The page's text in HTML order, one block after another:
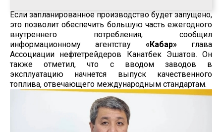
Если запланированное производство будет запущено,
это позволит обеспечить большую часть ежегодного
внутреннего потребления, сообщил
информационному агентству «Кабар»глава
Ассоциации нефтетрейдеров Канатбек Эшатов. Он
также отметил, что с вводом заводов в
эксплуатацию начнется выпуск качественного
топлива, отвечающего международным стандартам.